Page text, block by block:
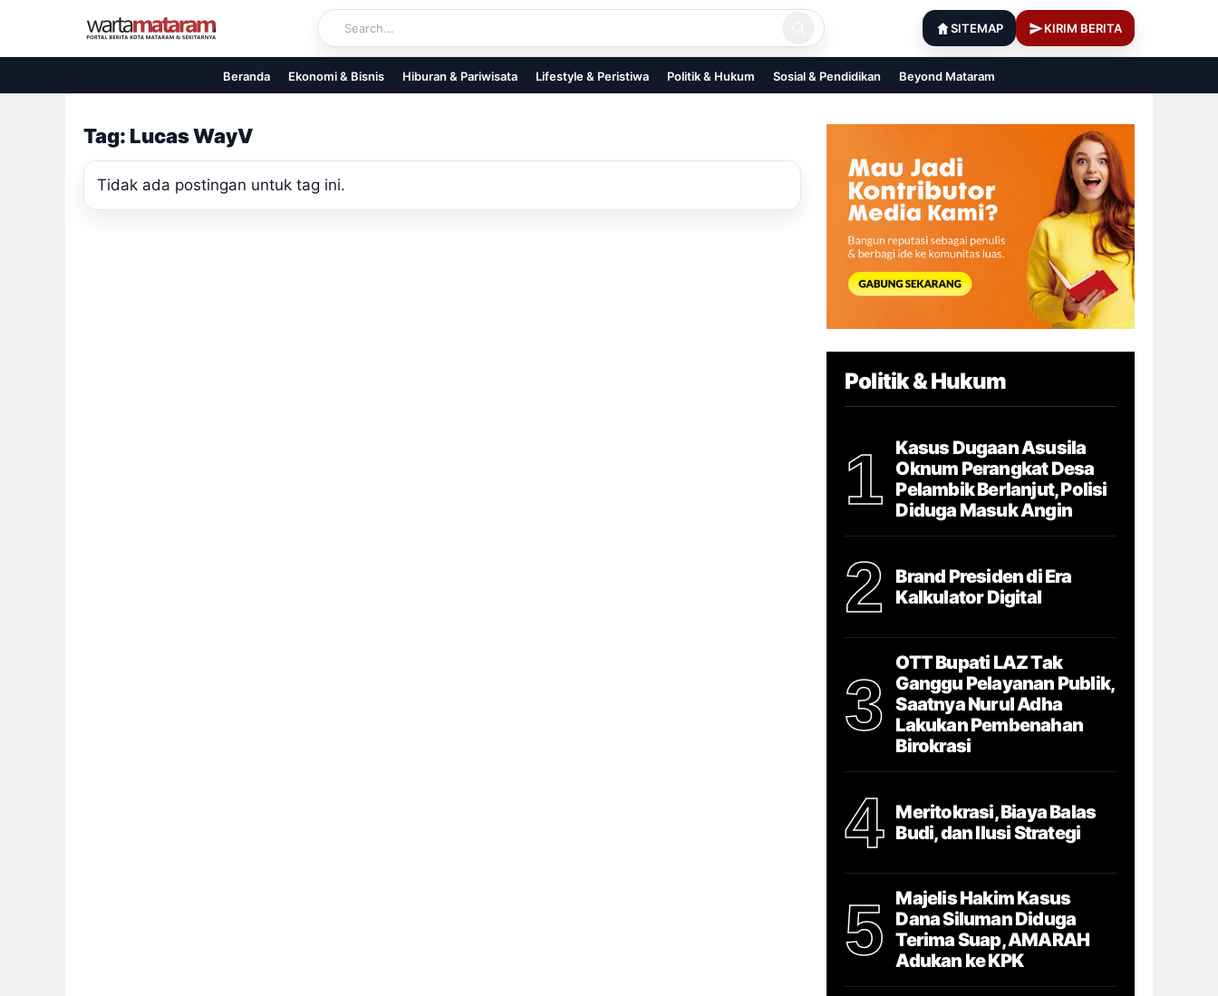
content
SITEMAP KIRIM BERITA
Beranda Ekonomi & Bisnis Hiburan & Pariwisata Lifestyle & Peristiwa Politik & Hukum Sosial & Pendidikan Beyond Mataram
Tag: Lucas WayV
Tidak ada postingan untuk tag ini.
Politik & Hukum
1
Kasus Dugaan Asusila
Oknum Perangkat Desa
Pelambik Berlanjut, Polisi
Diduga Masuk Angin
2
Brand Presiden di Era
Kalkulator Digital
3
OTT Bupati LAZ Tak
Ganggu Pelayanan Publik,
Saatnya Nurul Adha
Lakukan Pembenahan
Birokrasi
4
Meritokrasi, Biaya Balas
Budi, dan Ilusi Strategi
5
Majelis Hakim Kasus
Dana Siluman Diduga
Terima Suap, AMARAH
Adukan ke KPK